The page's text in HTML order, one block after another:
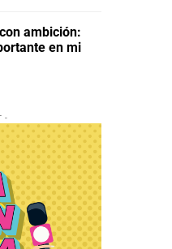
ambición:
en mi
-